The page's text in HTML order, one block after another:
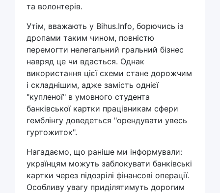
та волонтерів.
Утім, вважають у Bihus.Info, борючись із
дропами таким чином, повністю
перемогти нелегальний гральний бізнес
навряд це чи вдасться. Однак
використання цієї схеми стане дорожчим
і складнішим, адже замість однієї
"купленої" в умовного студента
банківської картки працівникам сфери
гемблінгу доведеться "орендувати увесь
гуртожиток".
Нагадаємо, що раніше ми інформували:
українцям можуть заблокувати банківські
картки через підозрілі фінансові операції.
Особливу увагу приділятимуть дорогим